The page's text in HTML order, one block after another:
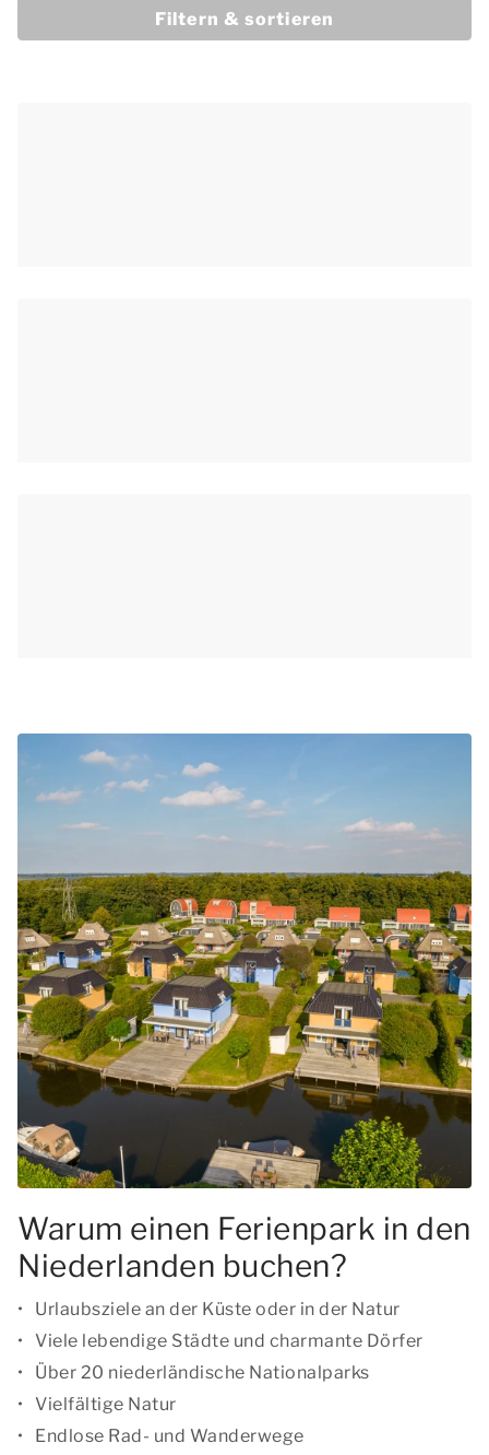
Filtern & sortieren
Warum einen Ferienpark in den
Niederlanden buchen?
Urlaubsziele an der Küste oder in der Natur
Viele lebendige Städte und charmante Dörfer
Über 20 niederländische Nationalparks
Vielfältige Natur
Endlose Rad- und Wanderwege